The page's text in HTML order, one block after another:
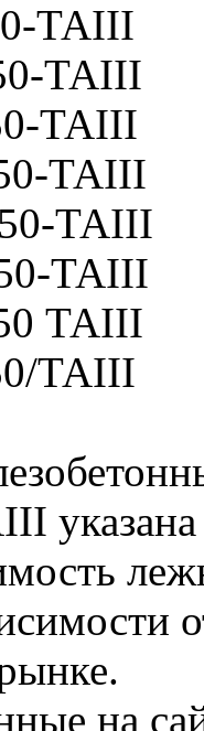
ТАIII
ТАIII
ТАIII
ТАIII
ТАIII
ТАIII
ТАIII
ТАIII
на